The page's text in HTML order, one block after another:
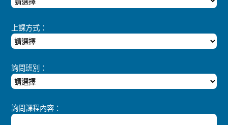
上課方式：
詢問班別：
詢問課程內容：